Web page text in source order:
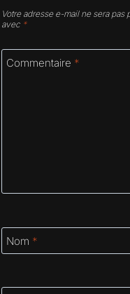
Votre adresse e-mail ne sera pas
avec *
Commentaire *
Nom *